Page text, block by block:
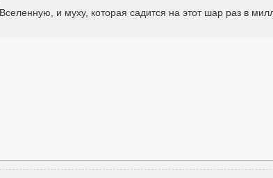
и муху, которая садится на этот шар раз в